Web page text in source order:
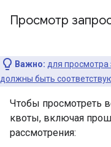
Просмотр
Важно: для просмотра
должны быть
Чтобы просмотреть
квоты, включая
рассмотрения: